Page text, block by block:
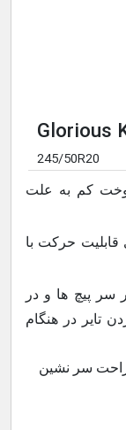
Glorious
245/50R20
کم به علت
قابلیت حرکت با
سر پیچ ها و در
تایر در هنگام
سر نشین